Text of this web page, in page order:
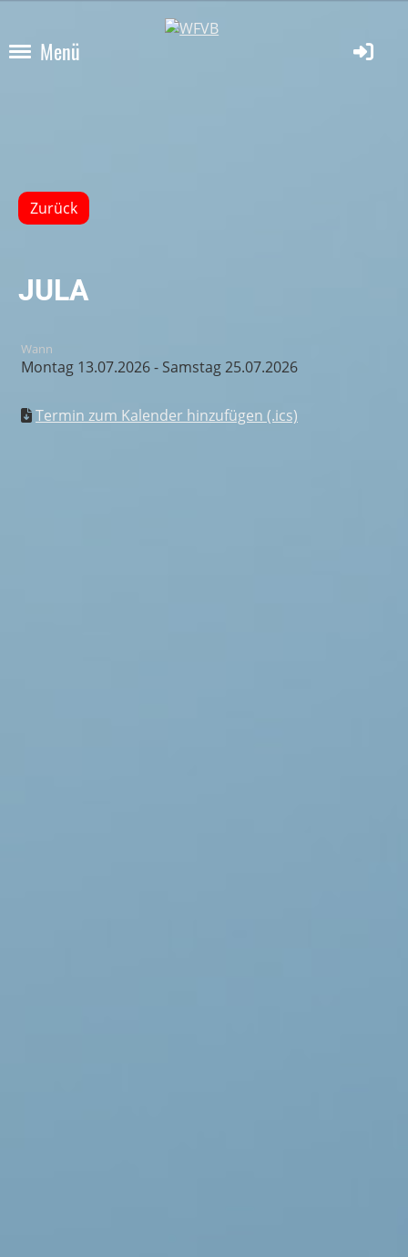
Menü
Zurück
JULA
Wann
Montag 13.07.2026 - Samstag 25.07.2026
Termin zum Kalender hinzufügen (.ics)